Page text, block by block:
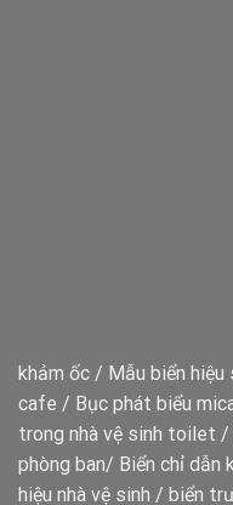
khảm ốc / Mẫu biển hiệu
cafe / Bục phát biểu
trong nhà vệ sinh toilet /
phòng ban/ Biển chỉ dẫn
hiệu nhà vệ sinh / biển